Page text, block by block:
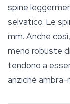
spine
selvatico. Le
mm. Anche
meno robuste
tendono a
anziché ambra-